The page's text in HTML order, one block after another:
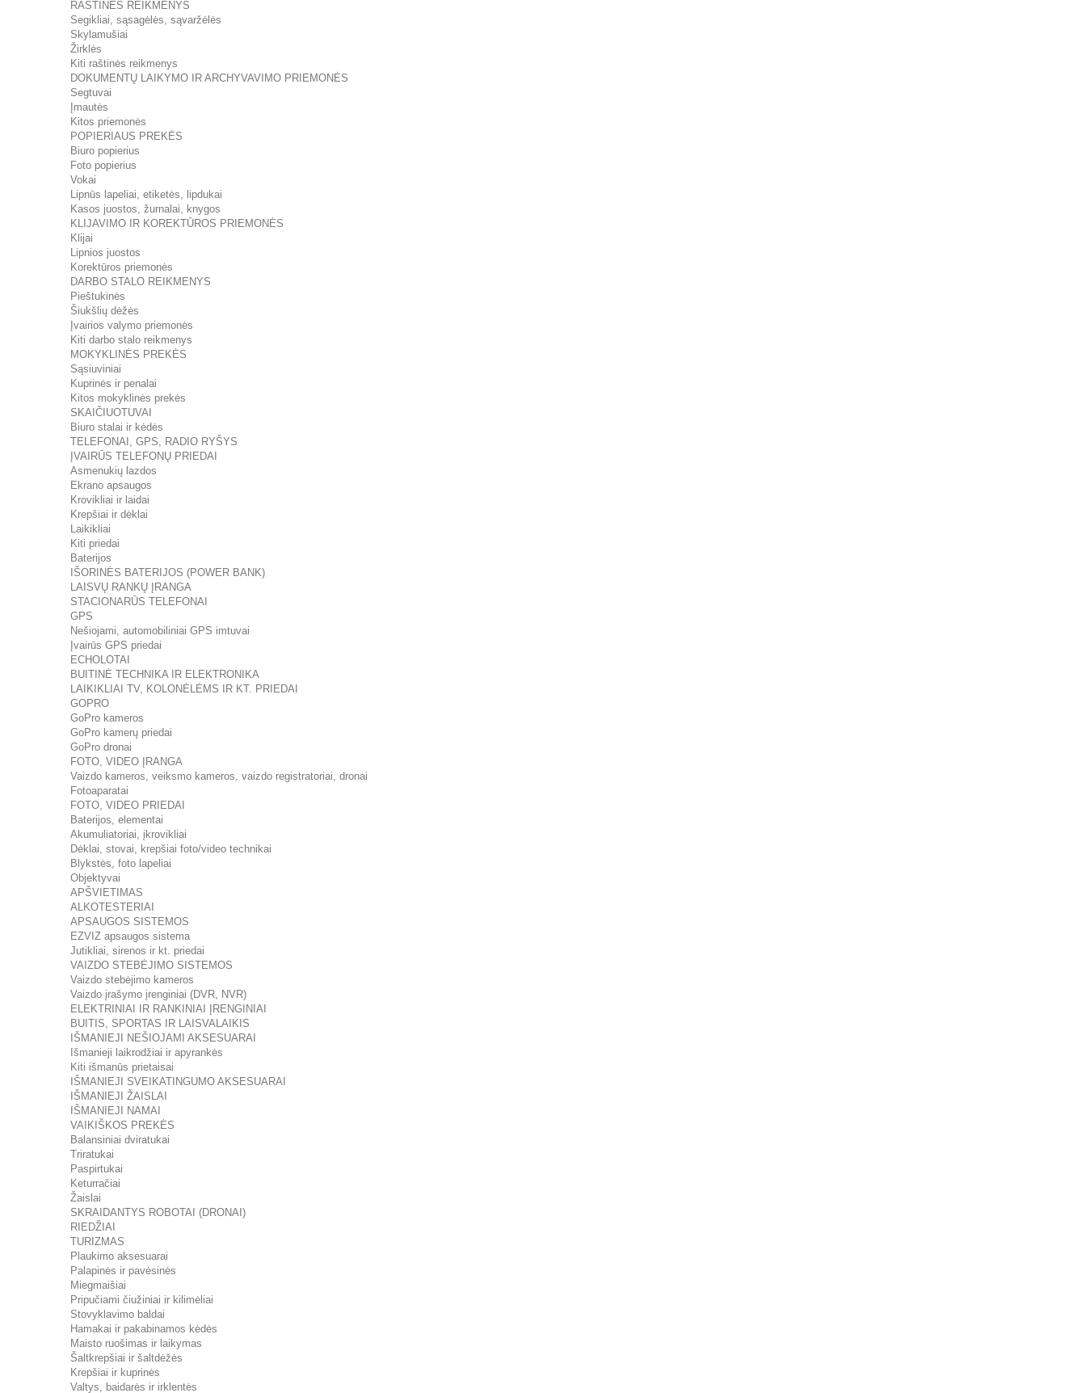
RAŠTINĖS REIKMENYS
Segikliai, sąsagėlės, sąvaržėlės
Skylamušiai
Žirklės
Kiti raštinės reikmenys
DOKUMENTŲ LAIKYMO IR ARCHYVAVIMO PRIEMONĖS
Segtuvai
Įmautės
Kitos priemonės
POPIERIAUS PREKĖS
Biuro popierius
Foto popierius
Vokai
Lipnūs lapeliai, etiketės, lipdukai
Kasos juostos, žurnalai, knygos
KLIJAVIMO IR KOREKTŪROS PRIEMONĖS
Klijai
Lipnios juostos
Korektūros priemonės
DARBO STALO REIKMENYS
Pieštukinės
Šiukšlių dėžės
Įvairios valymo priemonės
Kiti darbo stalo reikmenys
MOKYKLINĖS PREKĖS
Sąsiuviniai
Kuprinės ir penalai
Kitos mokyklinės prekės
SKAIČIUOTUVAI
Biuro stalai ir kėdės
TELEFONAI, GPS, RADIO RYŠYS
ĮVAIRŪS TELEFONŲ PRIEDAI
Asmenukių lazdos
Ekrano apsaugos
Krovikliai ir laidai
Krepšiai ir dėklai
Laikikliai
Kiti priedai
Baterijos
IŠORINĖS BATERIJOS (POWER BANK)
LAISVŲ RANKŲ ĮRANGA
STACIONARŪS TELEFONAI
GPS
Nešiojami, automobiliniai GPS imtuvai
Įvairūs GPS priedai
ECHOLOTAI
BUITINĖ TECHNIKA IR ELEKTRONIKA
LAIKIKLIAI TV, KOLONĖLĖMS IR KT. PRIEDAI
GOPRO
GoPro kameros
GoPro kamerų priedai
GoPro dronai
FOTO, VIDEO ĮRANGA
Vaizdo kameros, veiksmo kameros, vaizdo registratoriai, dronai
Fotoaparatai
FOTO, VIDEO PRIEDAI
Baterijos, elementai
Akumuliatoriai, įkrovikliai
Dėklai, stovai, krepšiai foto/video technikai
Blykstės, foto lapeliai
Objektyvai
APŠVIETIMAS
ALKOTESTERIAI
APSAUGOS SISTEMOS
EZVIZ apsaugos sistema
Jutikliai, sirenos ir kt. priedai
VAIZDO STEBĖJIMO SISTEMOS
Vaizdo stebėjimo kameros
Vaizdo įrašymo įrenginiai (DVR, NVR)
ELEKTRINIAI IR RANKINIAI ĮRENGINIAI
BUITIS, SPORTAS IR LAISVALAIKIS
IŠMANIEJI NEŠIOJAMI AKSESUARAI
Išmanieji laikrodžiai ir apyrankės
Kiti išmanūs prietaisai
IŠMANIEJI SVEIKATINGUMO AKSESUARAI
IŠMANIEJI ŽAISLAI
IŠMANIEJI NAMAI
VAIKIŠKOS PREKĖS
Balansiniai dviratukai
Triratukai
Paspirtukai
Keturračiai
Žaislai
SKRAIDANTYS ROBOTAI (DRONAI)
RIEDŽIAI
TURIZMAS
Plaukimo aksesuarai
Palapinės ir pavėsinės
Miegmaišiai
Pripučiami čiužiniai ir kilimėliai
Stovyklavimo baldai
Hamakai ir pakabinamos kėdės
Maisto ruošimas ir laikymas
Šaltkrepšiai ir šaltdėžės
Krepšiai ir kuprinės
Valtys, baidarės ir irklentės